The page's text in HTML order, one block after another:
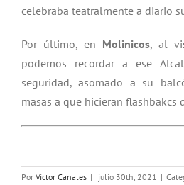
celebraba teatralmente a diario
Por último, en Molinicos, al
podemos recordar a ese
seguridad, asomado a su
masas a que hicieran flashbakcs
Por Víctor Canales | julio 30th, 2021 |